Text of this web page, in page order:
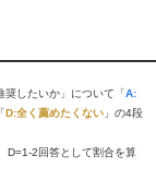
奨したいか」について「A:
D:全く薦めたくない 」の4段
D=1-2回答として割合を算